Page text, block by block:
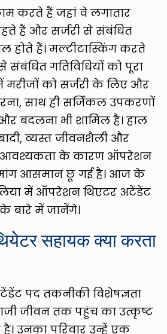
करते हैं जहां वे लगातार
हैं और सर्जरी से संबंधित
होते हैं। मल्टीटास्किंग करते
गतिविधियों को पूरा
को सर्जरी के लिए और
साथ ही सर्जिकल उपकरणों
बदलना भी शामिल है। हाल
व्यस्त जीवनशैली और
आवश्यकता के कारण ऑपरेशन
आसमान छू गई है। आज के
में ऑपरेशन थिएटर अटेंडेंट
बारे में जानेंगे।
सहायक क्या करता
पद तकनीकी विशेषज्ञता
जीवन तक पहुंच का उत्कृष्ट
है। उनका परिवार उन्हें एक